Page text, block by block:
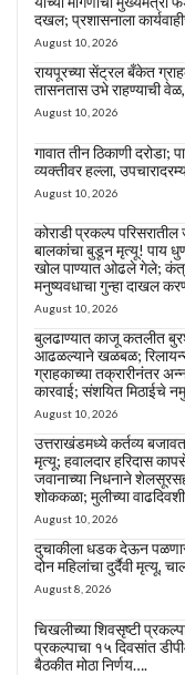
दखल; प्रशासनाला
August 10, 2026
रायपूरच्या सेंट्रल बँकेत
तासनतास उभे राहण्याची
August 10, 2026
गावात तीन ठिकाणी दरोडा;
व्यक्तीवर हल्ला,
August 10, 2026
कोराडी प्रकल्प
बालकांचा बुडून मृत्यू! पाय
खोल पाण्यात ओढले गेले;
मनुष्यवधाचा गुन्हा दाखल
August 10, 2026
बुलढाण्यात काजू कतलीत
आढळल्याने खळबळ;
ग्राहकाच्या तक्रारीनंतर
कारवाई; संशयित मिठाईचे
August 10, 2026
उत्तराखंडमध्ये कर्तव्य
मृत्यू; हवालदार हरिदास
जवानाच्या निधनाने
शोककळा; मुलीच्या
August 10, 2026
दुचाकीला धडक देऊन
दोन महिलांचा दुर्दैवी मृत्यू,
August 8, 2026
चिखलीच्या शिवसृष्टी
प्रकल्पाचा १५ दिवसांत
बैठकीत मोठा निर्णय….